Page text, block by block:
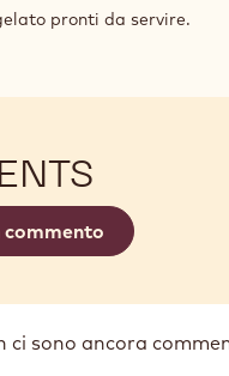
pronti da servire.
commento
ci sono ancora